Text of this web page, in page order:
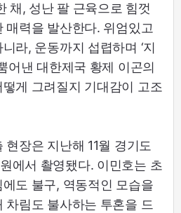
채, 성난 팔 근육으로 힘껏
매력을 발산한다. 위엄있고
라, 운동까지 섭렵하며 ‘지
어낸 대한제국 황제 이곤의
게 그려질지 기대감이 고조
현장은 지난해 11월 경기도
에서 촬영됐다. 이민호는 초
도 불구, 역동적인 모습을
차림도 불사하는 투혼을 드